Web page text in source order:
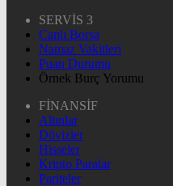
SERVİS 3
Canlı Borsa
Namaz Vakitleri
Puan Durumu
Örnek Burç Yorumu
FİNANSİF
Altınlar
Dövizler
Hisseler
Kripto Paralar
Pariteler